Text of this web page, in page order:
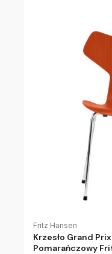
Fritz Hansen
Krzesło Grand
Pomarańczowy